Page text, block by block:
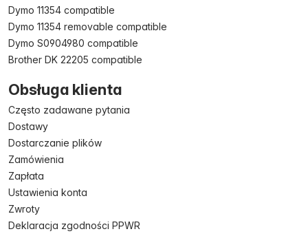
Dymo 11354 compatible
Dymo 11354 removable compatible
Dymo S0904980 compatible
Brother DK 22205 compatible
Obsługa klienta
Często zadawane pytania
Dostawy
Dostarczanie plików
Zamówienia
Zapłata
Ustawienia konta
Zwroty
Deklaracja zgodności PPWR